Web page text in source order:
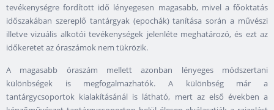
tevékenységre fordított idő lényegesen magasabb, mivel a főoktatás
időszakában szereplő tantárgyak (epochák) tanítása során a művészi
illetve vizuális alkotói tevékenységek jelenléte meghatározó, és ezt az
időkeretet az óraszámok nem tükrözik.
A magasabb óraszám mellett azonban lényeges módszertani
különbségek is megfogalmazhatók. A különbség már a
tantárgycsoportok kialakításánál is látható, mert az első években a